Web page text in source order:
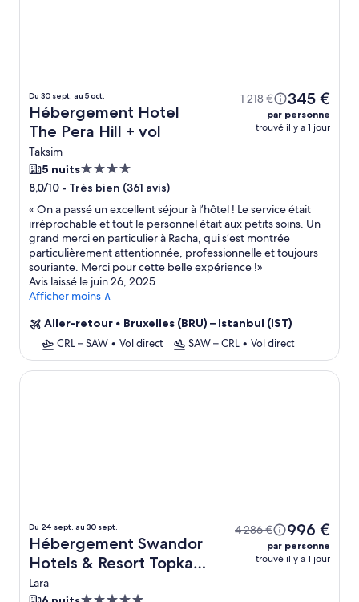
Du 30 sept. au 5 oct.
Hébergement Hotel
The Pera Hill + vol
Taksim
1 218 € 345 €
par personne
trouvé il y a 1 jour
5 nuitsHébergement
4.0 étoiles
8,0/10 - Très bien (361 avis)
« On a passé un excellent séjour à l’hôtel ! Le service était
irréprochable et tout le personnel était aux petits soins. Un
grand merci en particulier à Racha, qui s’est montrée
particulièrement attentionnée, professionnelle et toujours
souriante. Merci pour cette belle expérience !»
Avis laissé le juin 26, 2025
Afficher moins ∧
Aller-retour • Bruxelles (BRU) – Istanbul (IST)
CRL – SAW • Vol direct SAW – CRL • Vol direct
Du 24 sept. au 30 sept.
Hébergement Swandor
Hotels & Resort Topkapi
Palace - All Inclusive +
Lara
4 286 € 996 €
par personne
trouvé il y a 1 jour
Swandor Hotels & Resort Topkapi Palace - All Inclusive